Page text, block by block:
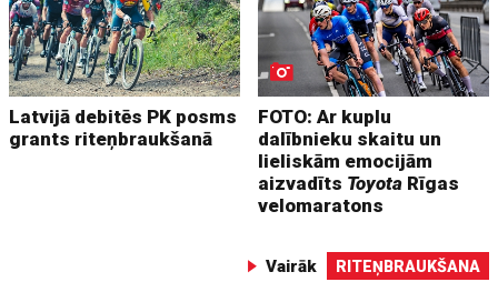
Latvijā debitēs PK posms
grants riteņbraukšanā
FOTO: Ar kuplu
dalībnieku skaitu un
lieliskām emocijām
aizvadīts Toyota Rīgas
velomaratons
Vairāk RITEŅBRAUKŠANA